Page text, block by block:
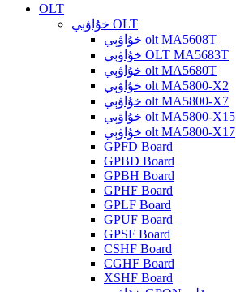
OLT
خۇاۋېي OLT
خۇاۋېي olt MA5608T
خۇاۋېي OLT MA5683T
خۇاۋېي olt MA5680T
خۇاۋېي olt MA5800-X2
خۇاۋېي olt MA5800-X7
خۇاۋېي olt MA5800-X15
خۇاۋېي olt MA5800-X17
GPFD Board
GPBD Board
GPBH Board
GPHF Board
GPLF Board
GPUF Board
GPSF Board
CSHF Board
CGHF Board
XSHF Board